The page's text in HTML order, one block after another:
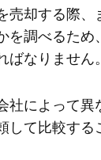
売却する際、
を調べるため
なりません。
社によって異
して比較する